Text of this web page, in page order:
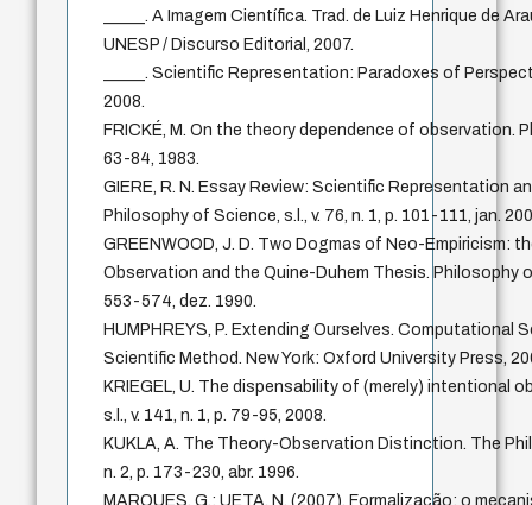
_____. A Imagem Científica. Trad. de Luiz Henrique de
UNESP / Discurso Editorial, 2007.
_____. Scientific Representation: Paradoxes of
2008.
FRICKÉ, M. On the theory dependence of observation.
63-84, 1983.
GIERE, R. N. Essay Review: Scientific Representation
Philosophy of Science, s.l., v. 76, n. 1, p. 101-111, jan.
GREENWOOD, J. D. Two Dogmas of Neo-Empiricism:
Observation and the Quine-Duhem Thesis. Philosophy
553-574, dez. 1990.
HUMPHREYS, P. Extending Ourselves. Computational
Scientific Method. New York: Oxford University Press,
KRIEGEL, U. The dispensability of (merely) intentional
s.l., v. 141, n. 1, p. 79-95, 2008.
KUKLA, A. The Theory-Observation Distinction. The
n. 2, p. 173-230, abr. 1996.
MARQUES, G.; UETA, N. (2007). Formalização: o